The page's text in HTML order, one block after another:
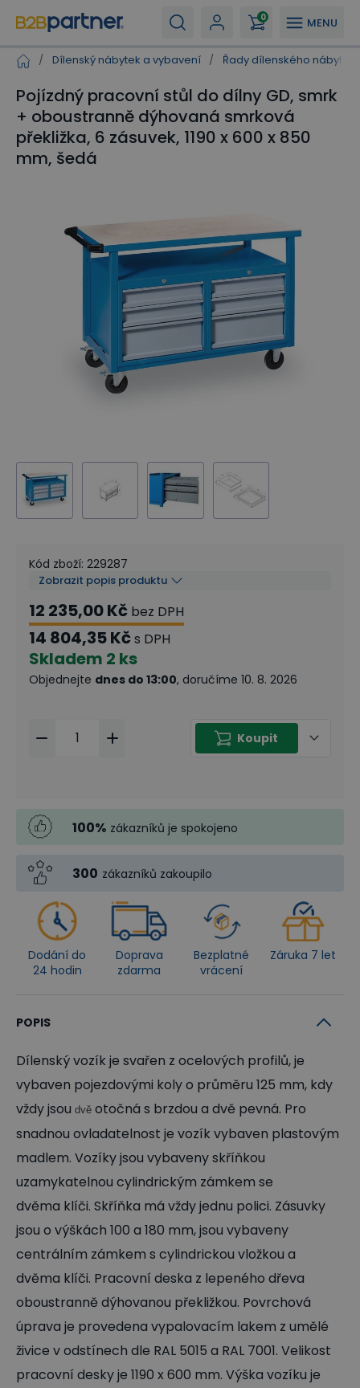
MENU
0
/ Dílenský nábytek a vybavení / Řady dílenského nábytku
Pojízdný pracovní stůl do dílny GD, smrk
+ oboustranně dýhovaná smrková
překližka, 6 zásuvek, 1190 x 600 x 850
mm, šedá
Kód zboží: 229287
Zobrazit popis produktu
12 235,00 Kč bez DPH
14 804,35 Kčs DPH
Skladem 2 ks
Objednejte dnes do 13:00, doručíme 10. 8. 2026
Koupit
100% zákazníků je spokojeno
300 zákazníků zakoupilo
Dodání do
24 hodin
Doprava
zdarma
Bezplatné
vrácení
Záruka 7 let
POPIS
Dílenský vozík je svařen z ocelových profilů, je
vybaven pojezdovými koly o průměru 125 mm, kdy
vždy jsou dvě otočná s brzdou a dvě pevná. Pro
snadnou ovladatelnost je vozík vybaven plastovým
madlem. Vozíky jsou vybaveny skříňkou
uzamykatelnou cylindrickým zámkem se
dvěma klíči. Skříňka má vždy jednu polici. Zásuvky
jsou o výškách 100 a 180 mm, jsou vybaveny
centrálním zámkem s cylindrickou vložkou a
dvěma klíči. Pracovní deska z lepeného dřeva
oboustranně dýhovanou překližkou. Povrchová
úprava je provedena vypalovacím lakem z umělé
živice v odstínech dle RAL 5015 a RAL 7001. Velikost
pracovní desky je 1190 x 600 mm. Výška vozíku je